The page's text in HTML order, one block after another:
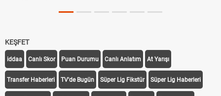
KEŞFET
iddaa Canlı Skor Puan Durumu Canlı Anlatım At Yarışı
Transfer Haberleri TV'de Bugün Süper Lig Fikstür Süper Lig Haberleri